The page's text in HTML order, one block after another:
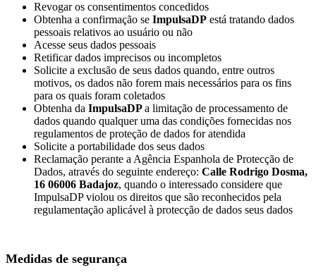
Revogar os consentimentos concedidos
Obtenha a confirmação se ImpulsaDP está tratando dados
pessoais relativos ao usuário ou não
Acesse seus dados pessoais
Retificar dados imprecisos ou incompletos
Solicite a exclusão de seus dados quando, entre outros
motivos, os dados não forem mais necessários para os fins
para os quais foram coletados
Obtenha da ImpulsaDPa limitação de processamento de
dados quando qualquer uma das condições fornecidas nos
regulamentos de proteção de dados for atendida
Solicite a portabilidade dos seus dados
Reclamação perante a Agência Espanhola de Protecção de
Dados, através do seguinte endereço: Calle Rodrigo Dosma,
16 06006 Badajoz, quando o interessado considere que
ImpulsaDP violou os direitos que são reconhecidos pela
regulamentação aplicável à protecção de dados seus dados
Medidas de segurança